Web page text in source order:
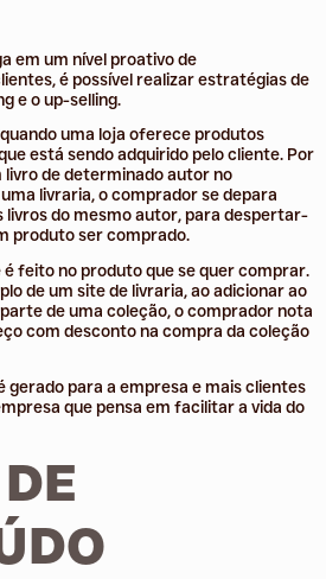
em um nível proativo de
é possível realizar estratégias de
e o up-selling.
uma loja oferece produtos
está sendo adquirido pelo cliente. Por
livro de determinado autor no
livraria, o comprador se depara
livros do mesmo autor, para despertar-
produto ser comprado.
é feito no produto que se quer comprar.
de um site de livraria, ao adicionar ao
de uma coleção, o comprador nota
com desconto na compra da coleção
gerado para a empresa e mais clientes
que pensa em facilitar a vida do